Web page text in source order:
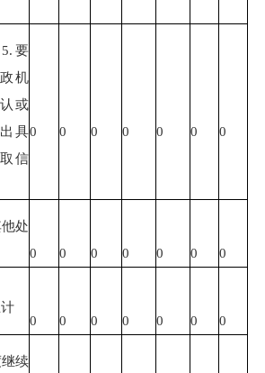
5.要
机
或
具
信
0 0 0 0 0 0 0
他处
0 0 0 0 0 0 0
0
0 0 0 0 0 0
续